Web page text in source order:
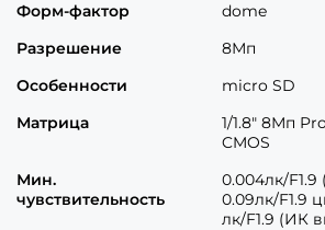
Форм-фактор
dome
Разрешение
8Мп
Особенности
micro SD
Матрица
1/1.8" 8Мп
CMOS
Мин.
чувствительность
0.004лк/F1.9
0.09лк/F1.9
лк/F1.9 (ИК